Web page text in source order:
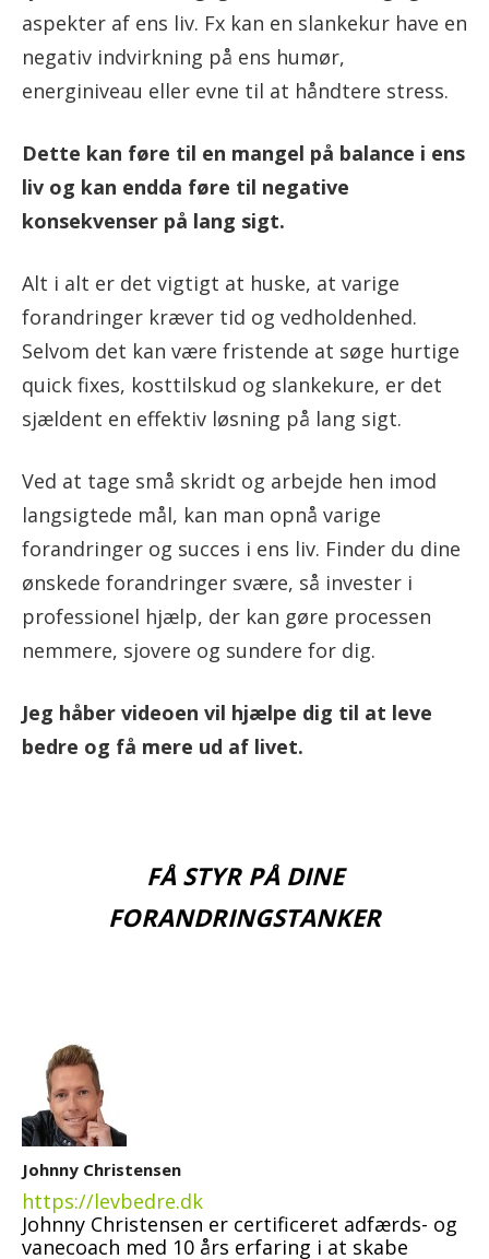
aspekter af ens liv. Fx kan en slankekur have en
negativ indvirkning på ens humør,
energiniveau eller evne til at håndtere stress.
Dette kan føre til en mangel på balance i ens
liv og kan endda føre til negative
konsekvenser på lang sigt.
Alt i alt er det vigtigt at huske, at varige
forandringer kræver tid og vedholdenhed.
Selvom det kan være fristende at søge hurtige
quick fixes, kosttilskud og slankekure, er det
sjældent en effektiv løsning på lang sigt.
Ved at tage små skridt og arbejde hen imod
langsigtede mål, kan man opnå varige
forandringer og succes i ens liv. Finder du dine
ønskede forandringer svære, så invester i
professionel hjælp, der kan gøre processen
nemmere, sjovere og sundere for dig.
Jeg håber videoen vil hjælpe dig til at leve
bedre og få mere ud af livet.
FÅ STYR PÅ DINE
FORANDRINGSTANKER
Johnny Christensen
https://levbedre.dk
Johnny Christensen er certificeret adfærds- og
vanecoach med 10 års erfaring i at skabe